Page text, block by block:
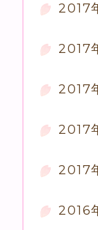
2017
2017
2017
2017
2017
2016